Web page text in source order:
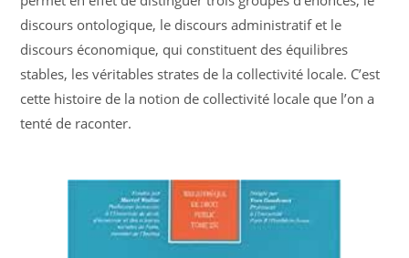
discours ontologique, le discours administratif et le
discours économique, qui constituent des équilibres
stables, les véritables strates de la collectivité locale. C’est
cette histoire de la notion de collectivité locale que l’on a
tenté de raconter.